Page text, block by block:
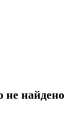
не найдено